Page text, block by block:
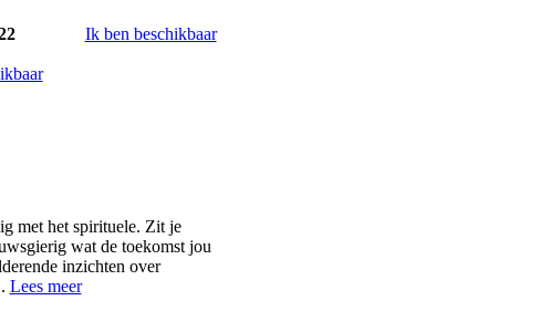
Ik ben beschikbaar
met het spirituele. Zit je
wat de toekomst jou
inzichten over
Lees meer